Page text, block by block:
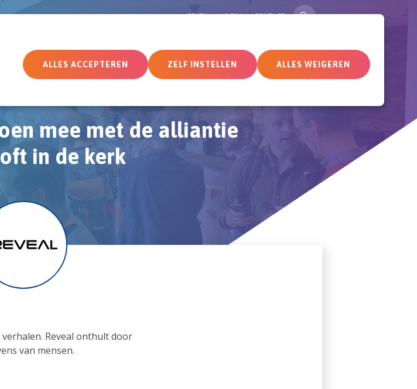
ALLES ACCEPTEREN ZELF INSTELLEN ALLES WEIGEREN
we doen Doe mee Actueel Deelnemersomgeving
GEVEN LOGIN CONTACT ZOEK
mee met de alliantie
in de kerk
Reveal onthult door
van mensen.